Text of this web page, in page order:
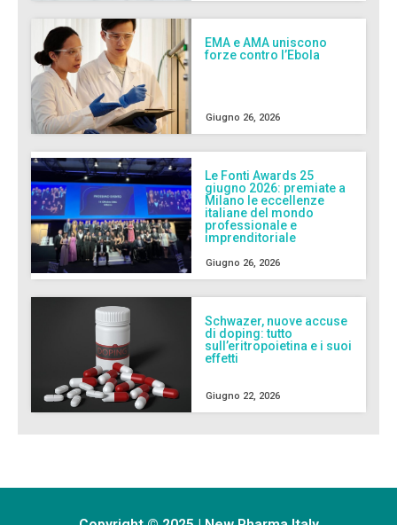
EMA e AMA uniscono
forze contro l’Ebola
Giugno 26, 2026
Le Fonti Awards 25
giugno 2026: premiate a
Milano le eccellenze
italiane del mondo
professionale e
imprenditoriale
Giugno 26, 2026
Schwazer, nuove accuse
di doping: tutto
sull’eritropoietina e i suoi
effetti
Giugno 22, 2026